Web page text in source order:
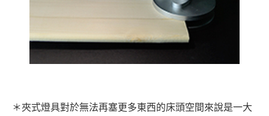
＊夾式燈具對於無法再塞更多東西的床頭空間來說是一大